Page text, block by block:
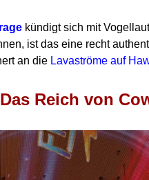
kündigt sich mit
ist das eine recht
an die Lavaströme auf
Reich von